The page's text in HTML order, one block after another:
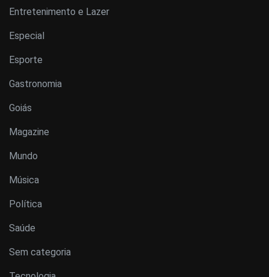
Entretenimento e Lazer
Especial
Esporte
Gastronomia
Goiás
Magazine
Mundo
Música
Política
Saúde
Sem categoria